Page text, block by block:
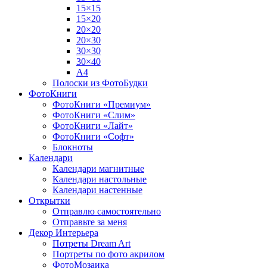
15×15
15×20
20×20
20×30
30×30
30×40
A4
Полоски из ФотоБудки
ФотоКниги
ФотоКниги «Премиум»
ФотоКниги «Слим»
ФотоКниги «Лайт»
ФотоКниги «Софт»
Блокноты
Календари
Календари магнитные
Календари настольные
Календари настенные
Открытки
Отправлю самостоятельно
Отправьте за меня
Декор Интерьера
Потреты Dream Art
Портреты по фото акрилом
ФотоМозаика